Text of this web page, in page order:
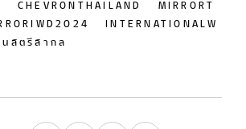
CHEVRONTHAILAND MIRRORT
INTERNATIONALW
นสตรีสากล